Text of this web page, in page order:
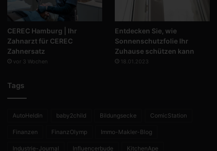
CEREC Hamburg | Ihr
Zahnarzt für CEREC
Zahnersatz
vor 3 Wochen
Entdecken Sie, wie
Sonnenschutzfolie Ihr
Zuhause schützen kann
18.01.2023
Tags
AutoHeldin baby2child Bildungsecke ComicStation
Finanzen FinanzOlymp Immo-Makler-Blog
Industrie-Journal Influencerbude KitchenApe